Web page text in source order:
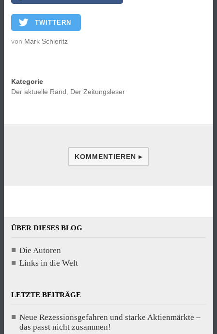
TWITTERN
von Mark Schieritz
Kategorie
Der aktuelle Rand, Der Zeitungsleser
KOMMENTIEREN ▸
ÜBER DIESES BLOG
Die Autoren
Links in die Welt
LETZTE BEITRÄGE
Neue Rezessionsgefahren und starke Aktienmärkte –
das passt nicht zusammen!